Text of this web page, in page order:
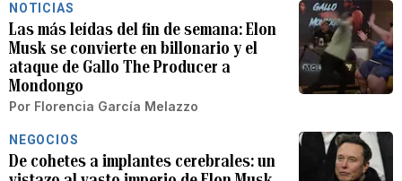
NOTICIAS
Las más leídas del fin de semana: Elon
Musk se convierte en billonario y el
ataque de Gallo The Producer a
Mondongo
Por Florencia García Melazzo
NEGOCIOS
De cohetes a implantes cerebrales: un